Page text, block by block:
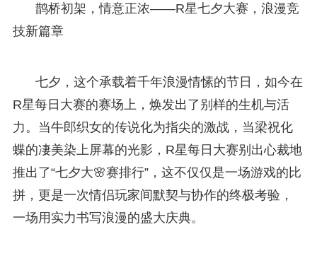
鹊桥初架，情意正浓——R星七夕大赛，浪漫竞
技新篇章
七夕，这个承载着千年浪漫情愫的节日，如今在
R星每日大赛的赛场上，焕发出了别样的生机与活
力。当牛郎织女的传说化为指尖的激战，当梁祝化
蝶的凄美染上屏幕的光影，R星每日大赛别出心裁地
推出了“七夕大🌸赛排行”，这不仅仅是一场游戏的比
拼，更是一次情侣玩家间默契与协作的终极考验，
一场用实力书写浪漫的盛大庆典。